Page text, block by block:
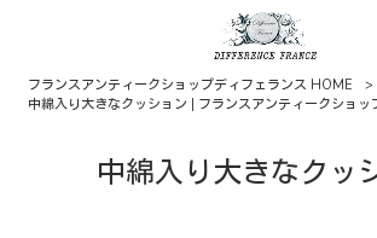
フランスアンティークショップディフェランス HOME >
中綿入り大きなクッション | フランスアンティークショッ
中綿入り大きなクッ